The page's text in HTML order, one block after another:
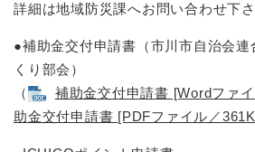
詳細は地域防災課へお問い合わせ下さ
●補助金交付申請書（市川市自治会
くり部会）
​（
補助金交付申請書 [Wordファ
助金交付申請書 [PDFファイル／